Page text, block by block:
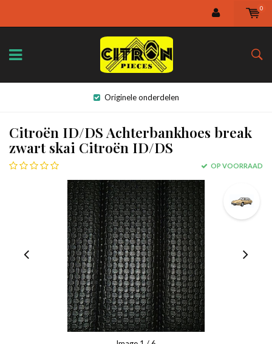
0
Originele onderdelen
Citroën ID/DS Achterbankhoes break
zwart skai Citroën ID/DS
OP VOORRAAD